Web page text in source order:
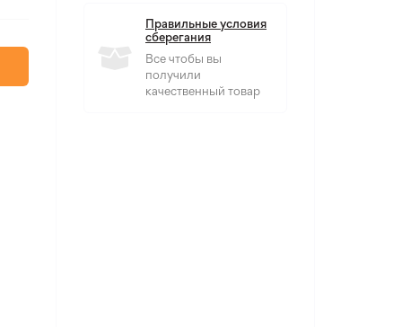
Правильные условия
сберегания
Все чтобы вы
получили
качественный товар